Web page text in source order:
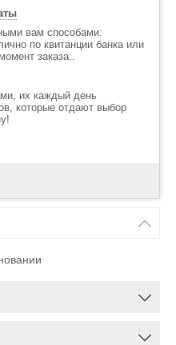
вам способами:
по квитанции банка или
заказа..
их каждый день
которые отдают выбор